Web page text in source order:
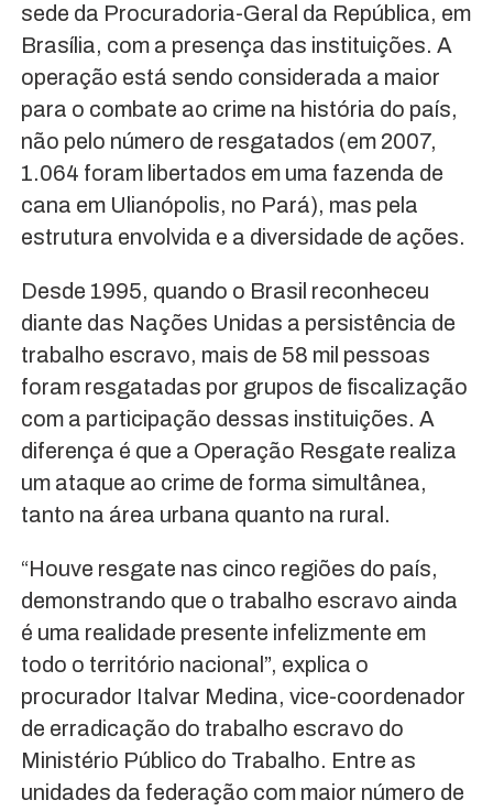
sede da Procuradoria-Geral da República, em
Brasília, com a presença das instituições. A
operação está sendo considerada a maior
para o combate ao crime na história do país,
não pelo número de resgatados (em 2007,
1.064 foram libertados em uma fazenda de
cana em Ulianópolis, no Pará), mas pela
estrutura envolvida e a diversidade de ações.
Desde 1995, quando o Brasil reconheceu
diante das Nações Unidas a persistência de
trabalho escravo, mais de 58 mil pessoas
foram resgatadas por grupos de fiscalização
com a participação dessas instituições. A
diferença é que a Operação Resgate realiza
um ataque ao crime de forma simultânea,
tanto na área urbana quanto na rural.
“Houve resgate nas cinco regiões do país,
demonstrando que o trabalho escravo ainda
é uma realidade presente infelizmente em
todo o território nacional”, explica o
procurador Italvar Medina, vice-coordenador
de erradicação do trabalho escravo do
Ministério Público do Trabalho. Entre as
unidades da federação com maior número de